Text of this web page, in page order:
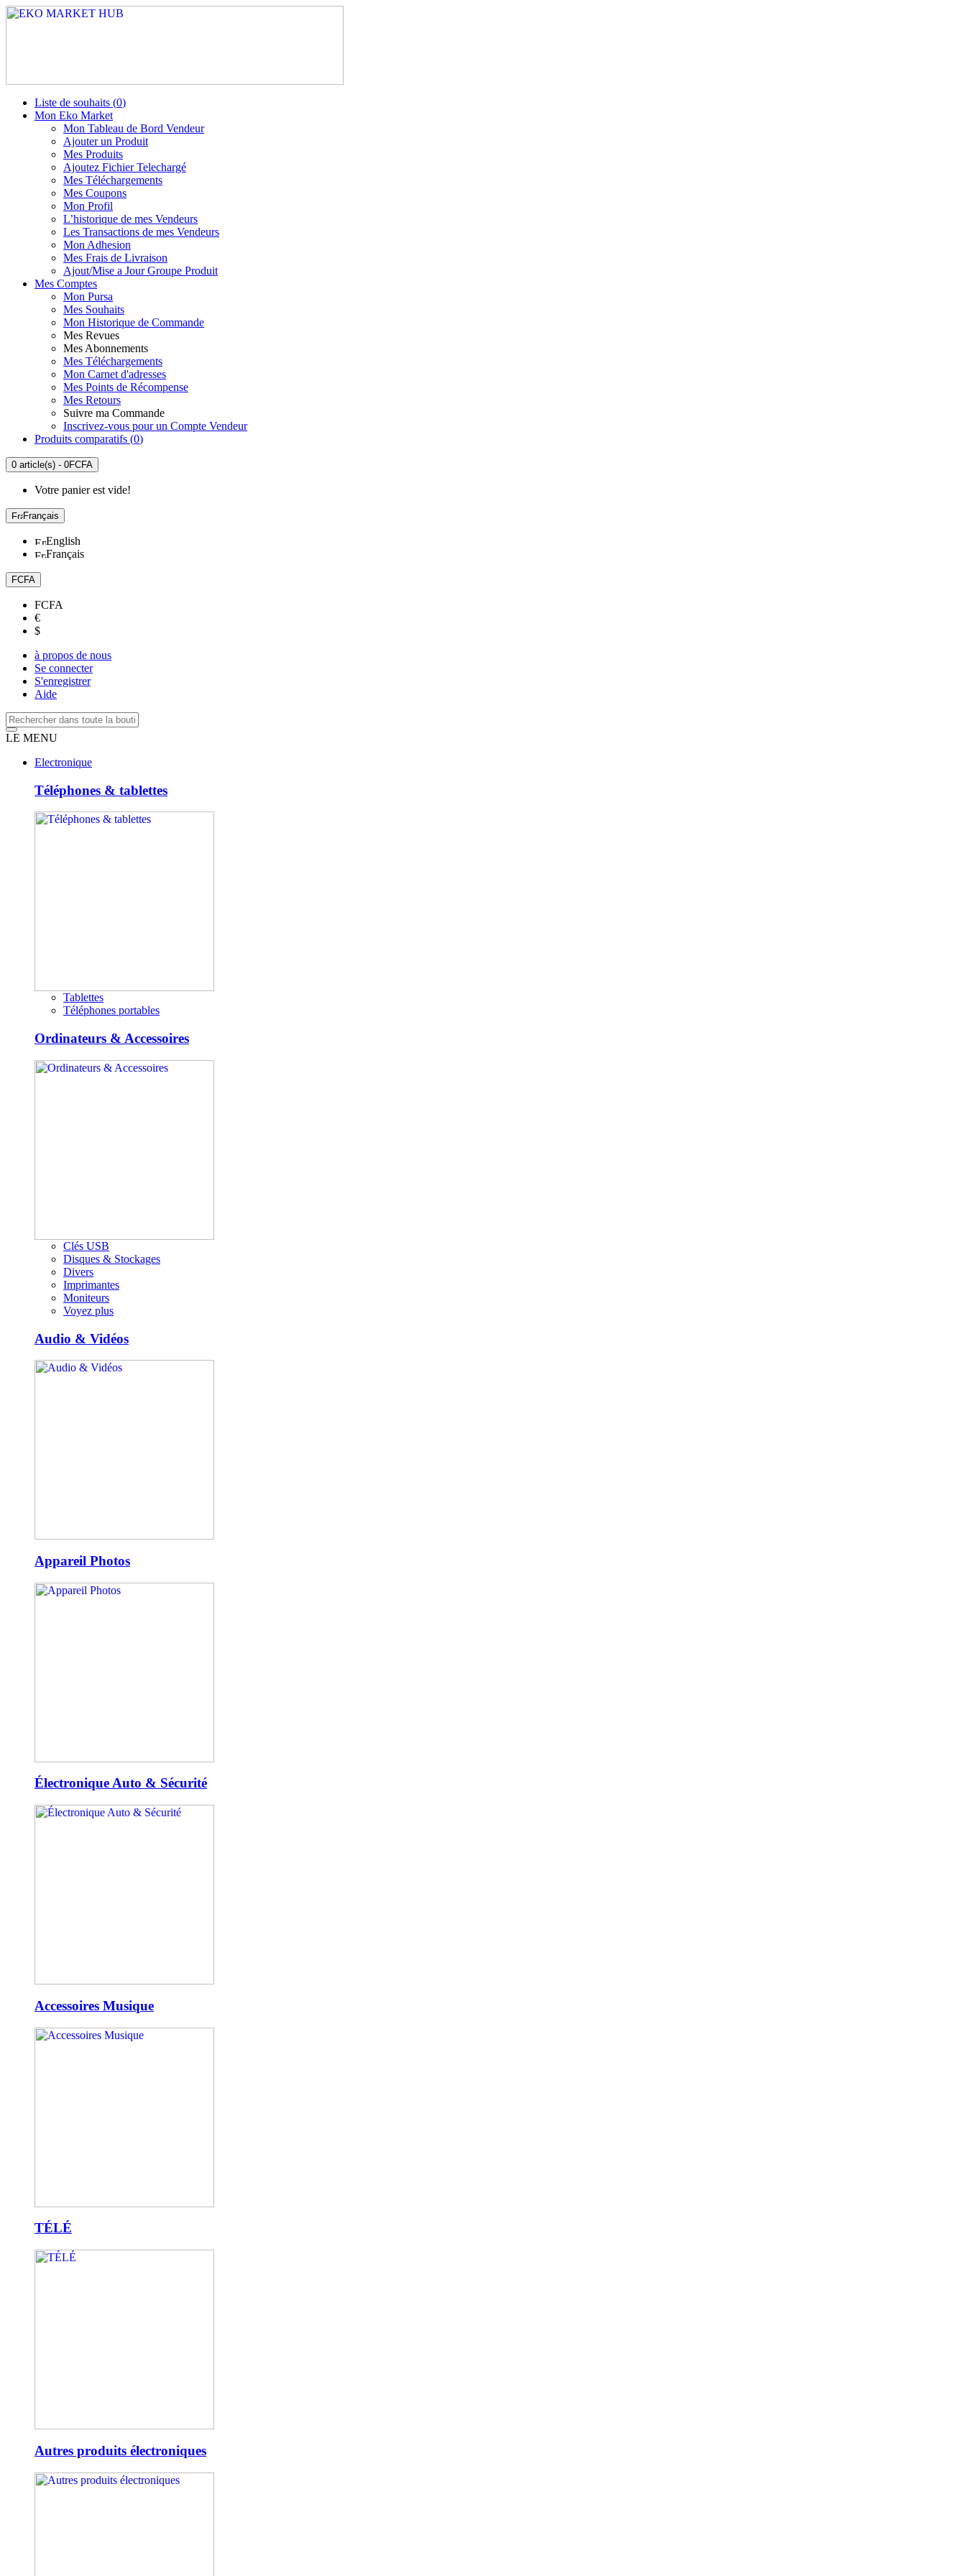
Liste de souhaits (0)
Mon Eko Market
Mon Tableau de Bord Vendeur
Ajouter un Produit
Mes Produits
Ajoutez Fichier Telechargé
Mes Téléchargements
Mes Coupons
Mon Profil
L’historique de mes Vendeurs
Les Transactions de mes Vendeurs
Mon Adhesion
Mes Frais de Livraison
Ajout/Mise a Jour Groupe Produit
Mes Comptes
Mon Pursa
Mes Souhaits
Mon Historique de Commande
Mes Revues
Mes Abonnements
Mes Téléchargements
Mon Carnet d'adresses
Mes Points de Récompense
Mes Retours
Suivre ma Commande
Inscrivez-vous pour un Compte Vendeur
Produits comparatifs (0)
0 article(s) - 0FCFA
Votre panier est vide!
Français
English
Français
FCFA
FCFA
€
$
à propos de nous
Se connecter
S'enregistrer
Aide
LE MENU
Electronique
Téléphones & tablettes
Tablettes
Téléphones portables
Ordinateurs & Accessoires
Clés USB
Disques & Stockages
Divers
Imprimantes
Moniteurs
Voyez plus
Audio & Vidéos
Appareil Photos
Électronique Auto & Sécurité
Accessoires Musique
TÉLÉ
Autres produits électroniques